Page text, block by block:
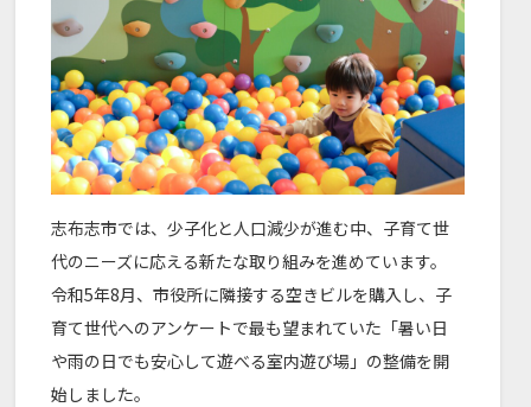
志布志市では、少子化と人口減少が進む中、子育て世
代のニーズに応える新たな取り組みを進めています。
令和5年8月、市役所に隣接する空きビルを購入し、子
育て世代へのアンケートで最も望まれていた「暑い日
や雨の日でも安心して遊べる室内遊び場」の整備を開
始しました。